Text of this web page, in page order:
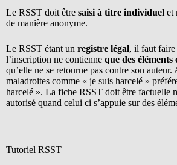
Le RSST doit être saisi à titre individuel et
de manière anonyme.
Le RSST étant un registre légal, il faut faire
l’inscription ne contienne que des
qu’elle ne se retourne pas contre son
maladroites comme « je suis harcelé »
harcelé ». La fiche RSST doit être factuelle
autorisé quand celui ci s’appuie sur des
Tutoriel RSST